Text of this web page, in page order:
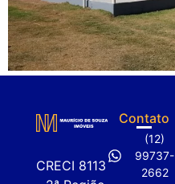
CRECI 8113
Contato
(12)
99737-
2662